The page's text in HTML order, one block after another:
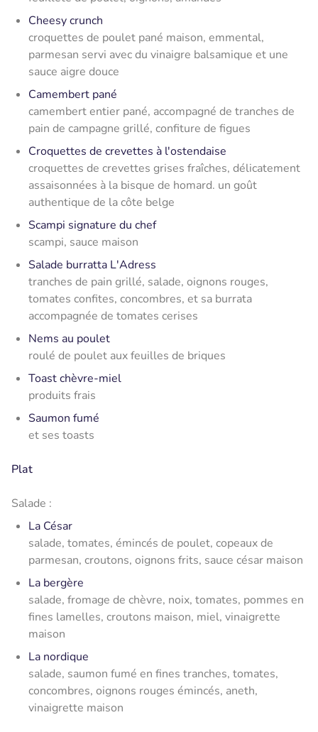
Cheesy crunch
croquettes de poulet pané maison, emmental,
parmesan servi avec du vinaigre balsamique et une
sauce aigre douce
Camembert pané
camembert entier pané, accompagné de tranches de
pain de campagne grillé, confiture de figues
Croquettes de crevettes à l'ostendaise
croquettes de crevettes grises fraîches, délicatement
assaisonnées à la bisque de homard. un goût
authentique de la côte belge
Scampi signature du chef
scampi, sauce maison
Salade burratta L'Adress
tranches de pain grillé, salade, oignons rouges,
tomates confites, concombres, et sa burrata
accompagnée de tomates cerises
Nems au poulet
roulé de poulet aux feuilles de briques
Toast chèvre-miel
produits frais
Saumon fumé
et ses toasts
Plat
Salade :
La César
salade, tomates, émincés de poulet, copeaux de
parmesan, croutons, oignons frits, sauce césar maison
La bergère
salade, fromage de chèvre, noix, tomates, pommes en
fines lamelles, croutons maison, miel, vinaigrette
maison
La nordique
salade, saumon fumé en fines tranches, tomates,
concombres, oignons rouges émincés, aneth,
vinaigrette maison